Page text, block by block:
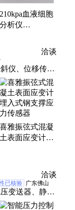
210kpa血液细胞
分析仪
300B-015D
洽谈
仪、位移传感
水工电缆线、
喜雅振弦式混凝
土表面应变计埋
洽谈
已核验 广东佛山
变送器、静力
、位移传感